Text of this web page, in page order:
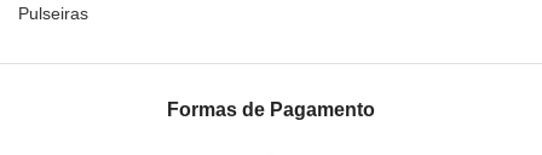
Pulseiras
Formas de Pagamento